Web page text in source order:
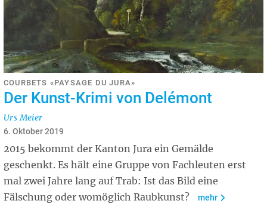
COURBETS «PAYSAGE DU JURA»
Der Kunst-Krimi von Delémont
Urs Meier
6. Oktober 2019
2015 bekommt der Kanton Jura ein Gemälde
geschenkt. Es hält eine Gruppe von Fachleuten erst
mal zwei Jahre lang auf Trab: Ist das Bild eine
Fälschung oder womöglich Raubkunst?
mehr